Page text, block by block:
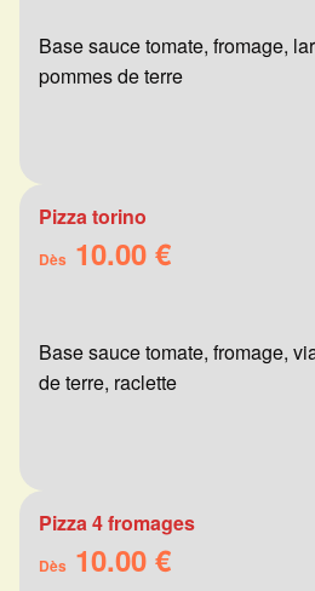
Base sauce tomate, fromage,
pommes de terre
Pizza torino
Dès 10.00 €
Base sauce tomate, fromage,
de terre, raclette
Pizza 4 fromages
Dès 10.00 €